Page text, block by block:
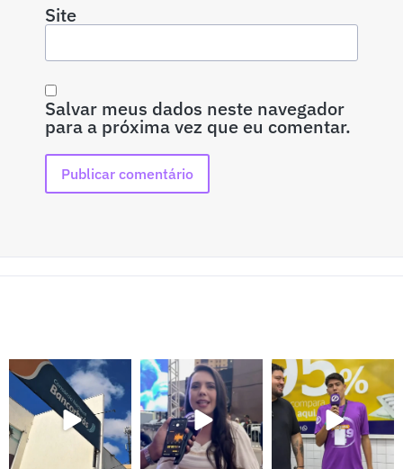
Site
Salvar meus dados neste navegador
para a próxima vez que eu comentar.